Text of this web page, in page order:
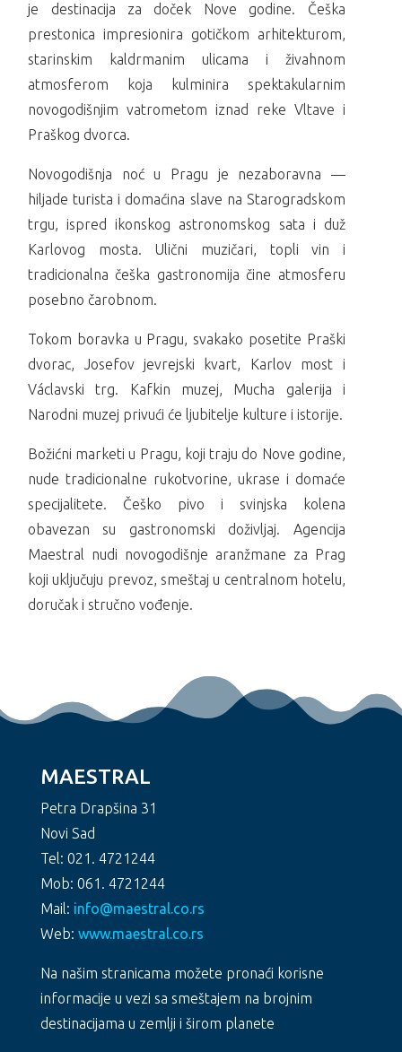
je destinacija za doček Nove godine. Češka
prestonica impresionira gotičkom arhitekturom,
starinskim kaldrmanim ulicama i živahnom
atmosferom koja kulminira spektakularnim
novogodišnjim vatrometom iznad reke Vltave i
Praškog dvorca.
Novogodišnja noć u Pragu je nezaboravna —
hiljade turista i domaćina slave na Starogradskom
trgu, ispred ikonskog astronomskog sata i duž
Karlovog mosta. Ulični muzičari, topli vin i
tradicionalna češka gastronomija čine atmosferu
posebno čarobnom.
Tokom boravka u Pragu, svakako posetite Praški
dvorac, Josefov jevrejski kvart, Karlov most i
Václavski trg. Kafkin muzej, Mucha galerija i
Narodni muzej privući će ljubitelje kulture i istorije.
Božićni marketi u Pragu, koji traju do Nove godine,
nude tradicionalne rukotvorine, ukrase i domaće
specijalitete. Češko pivo i svinjska kolena
obavezan su gastronomski doživljaj. Agencija
Maestral nudi novogodišnje aranžmane za Prag
koji uključuju prevoz, smeštaj u centralnom hotelu,
doručak i stručno vođenje.
MAESTRAL
Petra Drapšina 31
Novi Sad
Tel: 021. 4721244
Mob: 061. 4721244
Mail: info@maestral.co.rs
Web: www.maestral.co.rs
Na našim stranicama možete pronaći korisne
informacije u vezi sa smeštajem na brojnim
destinacijama u zemlji i širom planete